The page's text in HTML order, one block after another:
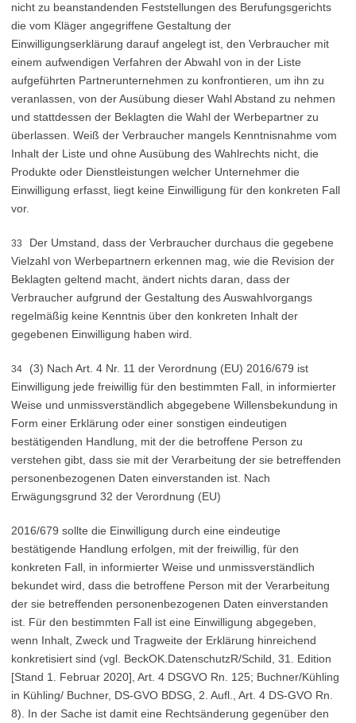
nicht zu beanstandenden Feststellungen des Berufungsgerichts
die vom Kläger angegriffene Gestaltung der
Einwilligungserklärung darauf angelegt ist, den Verbraucher mit
einem aufwendigen Verfahren der Abwahl von in der Liste
aufgeführten Partnerunternehmen zu konfrontieren, um ihn zu
veranlassen, von der Ausübung dieser Wahl Abstand zu nehmen
und stattdessen der Beklagten die Wahl der Werbepartner zu
überlassen. Weiß der Verbraucher mangels Kenntnisnahme vom
Inhalt der Liste und ohne Ausübung des Wahlrechts nicht, die
Produkte oder Dienstleistungen welcher Unternehmer die
Einwilligung erfasst, liegt keine Einwilligung für den konkreten Fall
vor.
33
Der Umstand, dass der Verbraucher durchaus die gegebene
Vielzahl von Werbepartnern erkennen mag, wie die Revision der
Beklagten geltend macht, ändert nichts daran, dass der
Verbraucher aufgrund der Gestaltung des Auswahlvorgangs
regelmäßig keine Kenntnis über den konkreten Inhalt der
gegebenen Einwilligung haben wird.
34
(3) Nach Art. 4 Nr. 11 der Verordnung (EU) 2016/679 ist
Einwilligung jede freiwillig für den bestimmten Fall, in informierter
Weise und unmissverständlich abgegebene Willensbekundung in
Form einer Erklärung oder einer sonstigen eindeutigen
bestätigenden Handlung, mit der die betroffene Person zu
verstehen gibt, dass sie mit der Verarbeitung der sie betreffenden
personenbezogenen Daten einverstanden ist. Nach
Erwägungsgrund 32 der Verordnung (EU)
2016/679 sollte die Einwilligung durch eine eindeutige
bestätigende Handlung erfolgen, mit der freiwillig, für den
konkreten Fall, in informierter Weise und unmissverständlich
bekundet wird, dass die betroffene Person mit der Verarbeitung
der sie betreffenden personenbezogenen Daten einverstanden
ist. Für den bestimmten Fall ist eine Einwilligung abgegeben,
wenn Inhalt, Zweck und Tragweite der Erklärung hinreichend
konkretisiert sind (vgl. BeckOK.DatenschutzR/Schild, 31. Edition
[Stand 1. Februar 2020], Art. 4 DSGVO Rn. 125; Buchner/Kühling
in Kühling/ Buchner, DS-GVO BDSG, 2. Aufl., Art. 4 DS-GVO Rn.
8). In der Sache ist damit eine Rechtsänderung gegenüber den